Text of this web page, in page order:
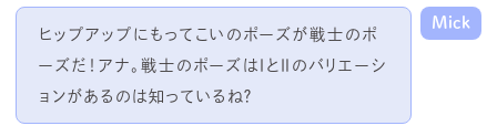
ヒップアップにもってこいのポーズが戦士のポ
ーズだ！アナ。戦士のポーズはⅠとⅡのバリエーシ
ョンがあるのは知っているね？
Mick